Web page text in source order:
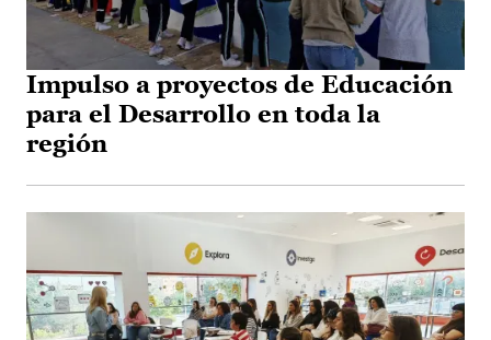
Impulso a proyectos de Educación
para el Desarrollo en toda la
región